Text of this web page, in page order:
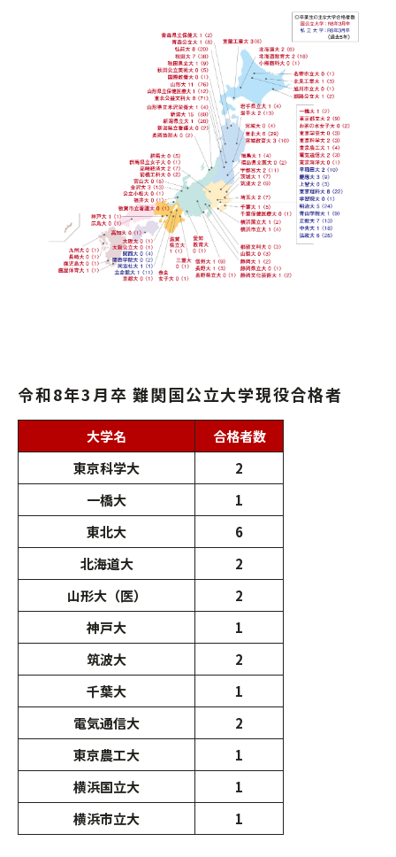
令和8年3月卒 難関国公立大学現役合格者
大学名
合格者数
東京科学大
2
一橋大
1
東北大
6
北海道大
2
山形大（医）
2
神戸大
1
筑波大
2
千葉大
1
電気通信大
2
東京農工大
1
横浜国立大
1
横浜市立大
1